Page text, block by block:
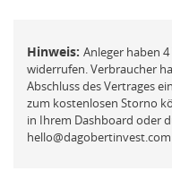
Beschwerde Passwort
Hinweis: Anleger haben
widerrufen. Verbraucher
Abschluss des Vertrages
zum kostenlosen Storno
in Ihrem Dashboard oder